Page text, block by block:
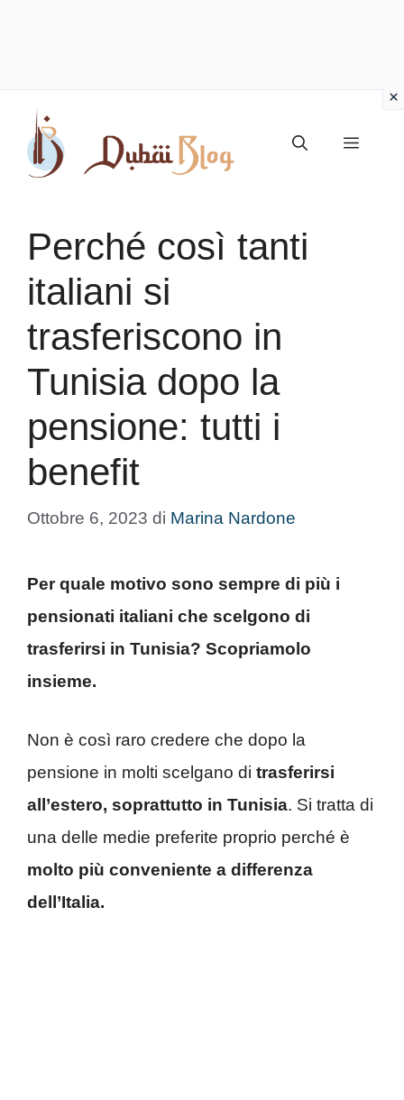
contenuto
Menu
Perché così tanti
italiani si
trasferiscono in
Tunisia dopo la
pensione: tutti i
benefit
Ottobre 6, 2023 di Marina Nardone
Per quale motivo sono sempre di più i
pensionati italiani che scelgono di
trasferirsi in Tunisia? Scopriamolo
insieme.
Non è così raro credere che dopo la
pensione in molti scelgano di trasferirsi
all’estero, soprattutto in Tunisia. Si tratta di
una delle medie preferite proprio perché è
molto più conveniente a differenza
dell’Italia.